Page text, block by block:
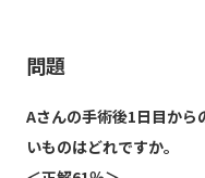
問題
Aさんの手術後1日目から
いものはどれですか。